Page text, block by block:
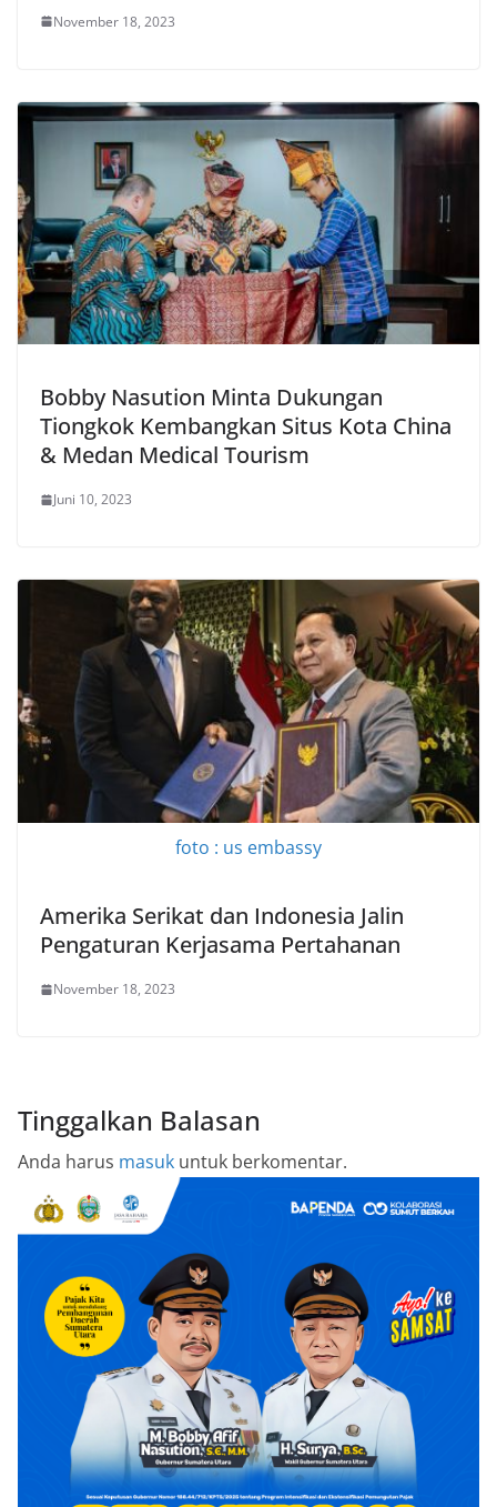
November 18, 2023
Bobby Nasution Minta Dukungan
Tiongkok Kembangkan Situs Kota China
& Medan Medical Tourism
Juni 10, 2023
foto : us embassy
Amerika Serikat dan Indonesia Jalin
Pengaturan Kerjasama Pertahanan
November 18, 2023
Tinggalkan Balasan
Anda harus masuk untuk berkomentar.